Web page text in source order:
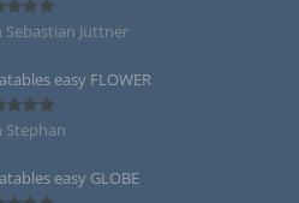
Sebastian Jüttner
easy FLOWER
von 5
Stephan
easy GLOBE
dass